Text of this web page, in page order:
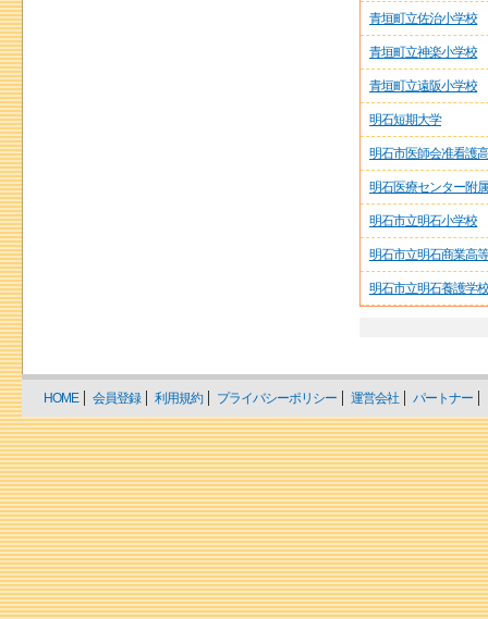
青垣町立佐治小学校
青垣町立神楽小学校
青垣町立遠阪小学校
明石短期大学
明石市医師会准看護
明石医療センター附
明石市立明石小学校
明石市立明石商業高
明石市立明石養護学校
HOME 会員登録 利用規約 プライバシーポリシー 運営会社 パートナー